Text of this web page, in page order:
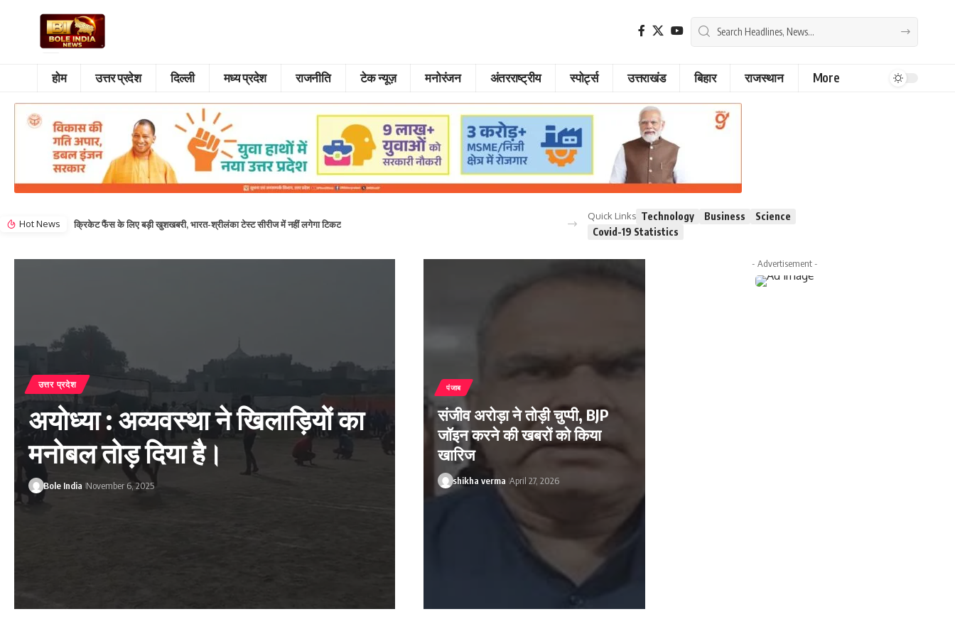
होम उत्तर प्रदेश दिल्ली मध्य प्रदेश राजनीति टेक न्यूज़ मनोरंजन अंतरराष्ट्रीय स्पोर्ट्स उत्तराखंड बिहार राजस्थान More
Hot News क्रिकेट फैंस के लिए बड़ी खुशखबरी, भारत-श्रीलंका टेस्ट सीरीज में नहीं लगेगा टिकट
Quick Links Technology Business
Science
Covid-19 Statistics
उत्तर प्रदेश
अयोध्या : अव्यवस्था ने खिलाड़ियों का
मनोबल तोड़ दिया है।
Bole India November 6, 2025
पंजाब
संजीव अरोड़ा ने तोड़ी चुप्पी, BJP
जॉइन करने की खबरों को किया
खारिज
shikha verma April 27, 2026
- Advertisement -